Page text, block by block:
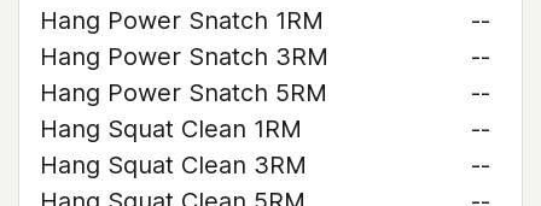
Hang Power Snatch 1RM
--
Hang Power Snatch 3RM
--
Hang Power Snatch 5RM
--
Hang Squat Clean 1RM
--
Hang Squat Clean 3RM
--